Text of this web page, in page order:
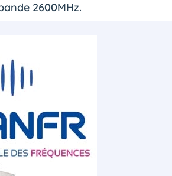
2600MHz.